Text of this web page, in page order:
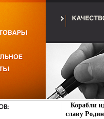
Корабли
славу